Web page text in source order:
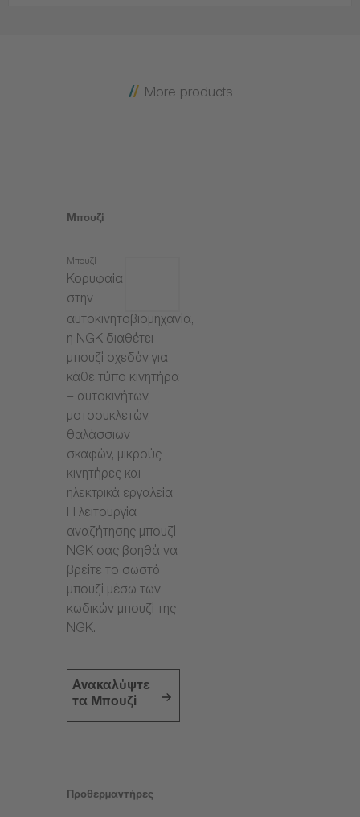
More products
Μπουζί
Μπουζί
Κορυφαία
στην
αυτοκινητοβιομηχανία,
η NGK διαθέτει
μπουζί σχεδόν για
κάθε τύπο κινητήρα
– αυτοκινήτων,
μοτοσυκλετών,
θαλάσσιων
σκαφών, μικρούς
κινητήρες και
ηλεκτρικά εργαλεία.
Η λειτουργία
αναζήτησης μπουζί
NGK σας βοηθά να
βρείτε το σωστό
μπουζί μέσω των
κωδικών μπουζί της
NGK.
Ανακαλύψτε
τα Μπουζί
Προθερμαντήρες